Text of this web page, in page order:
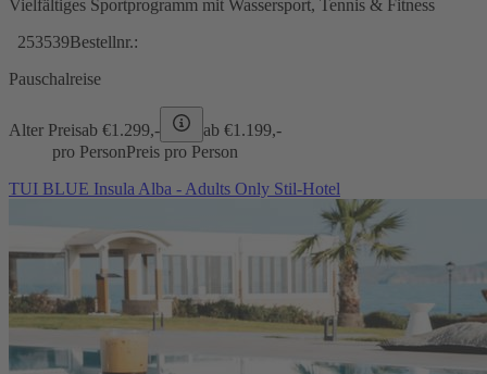
Vielfältiges Sportprogramm mit Wassersport, Tennis & Fitness
253539Bestellnr.:
Pauschalreise
Alter Preisab €1.299,- ab €1.199,-
pro PersonPreis pro Person
TUI BLUE Insula Alba - Adults Only Stil-Hotel